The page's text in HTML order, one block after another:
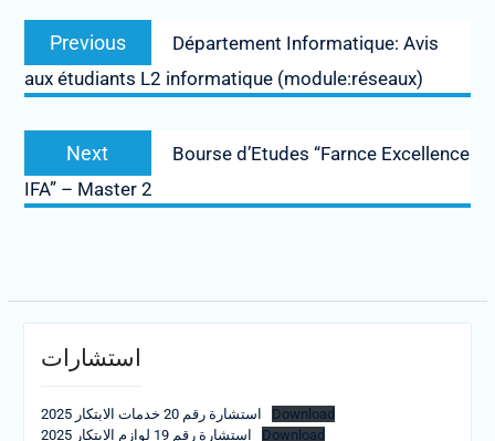
Post
navigation
Previous
Previous
post:
Département Informatique: Avis
aux étudiants L2 informatique (module:réseaux)
Next
post:
Bourse d’Etudes “Farnce Excellence
IFA” – Master 2
استشارات
استشارة رقم 20 خدمات الابتكار 2025
Download
استشارة رقم 19 لوازم الابتكار 2025
Download